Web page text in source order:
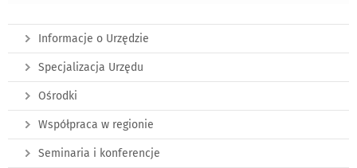
Informacje o Urzędzie
Specjalizacja Urzędu
Ośrodki
Współpraca w regionie
Seminaria i konferencje